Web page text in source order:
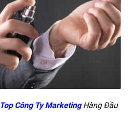
Top Công Ty Marketing Hàng Đầu